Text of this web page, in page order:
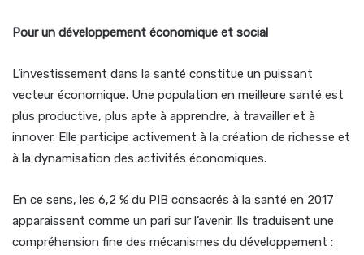
Pour un développement économique et social
L’investissement dans la santé constitue un puissant
vecteur économique. Une population en meilleure santé est
plus productive, plus apte à apprendre, à travailler et à
innover. Elle participe activement à la création de richesse et
à la dynamisation des activités économiques.
En ce sens, les 6,2 % du PIB consacrés à la santé en 2017
apparaissent comme un pari sur l’avenir. Ils traduisent une
compréhension fine des mécanismes du développement :